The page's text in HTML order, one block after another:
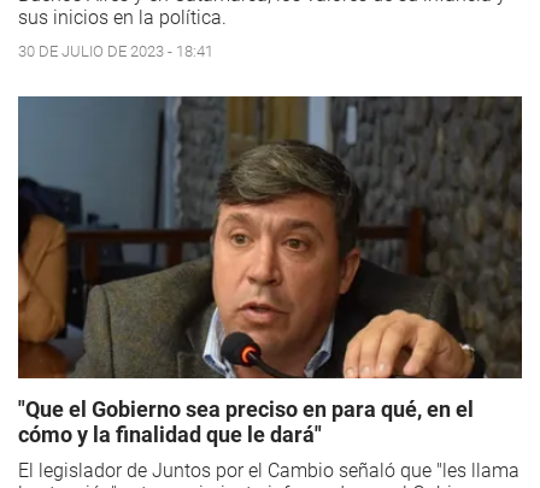
sus inicios en la política.
30 DE JULIO DE 2023 - 18:41
"Que el Gobierno sea preciso en para qué, en el
cómo y la finalidad que le dará"
El legislador de Juntos por el Cambio señaló que "les llama